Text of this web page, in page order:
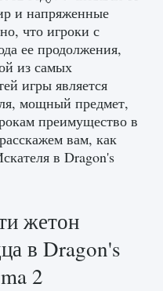
of Clans
0 1
и напряженные
что игроки с
ее продолжения,
из самых
игры является
мощный предмет,
преимущество в
вам, как
в Dragon's
жетон
в Dragon's
2